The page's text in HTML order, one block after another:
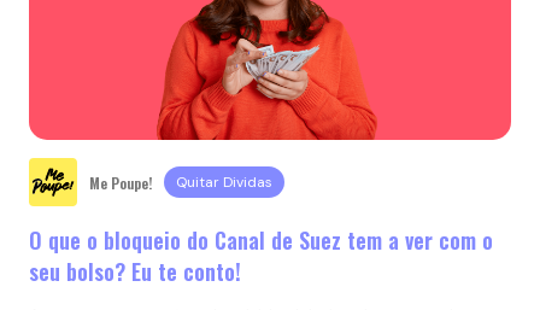
Me Poupe! Quitar Dividas
O que o bloqueio do Canal de Suez tem a ver com o
seu bolso? Eu te conto!